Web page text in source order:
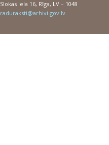
Slokas iela 16, Rīga, LV – 1048
raduraksti@arhivi.gov.lv